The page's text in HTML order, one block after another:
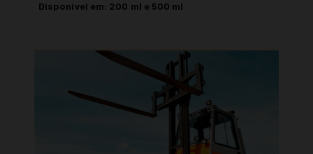
Disponível em: 200 ml e 500 ml